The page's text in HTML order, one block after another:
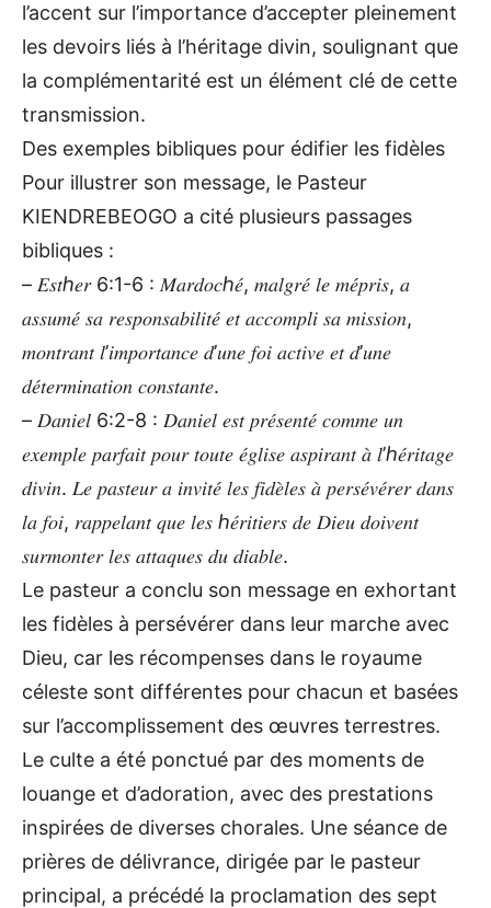
l’accent sur l’importance d’accepter pleinement
les devoirs liés à l’héritage divin, soulignant que
la complémentarité est un élément clé de cette
transmission.
Des exemples bibliques pour édifier les fidèles
Pour illustrer son message, le Pasteur
KIENDREBEOGO a cité plusieurs passages
bibliques :
– 𝐸𝑠𝑡ℎ𝑒𝑟 6:1-6 : 𝑀𝑎𝑟𝑑𝑜𝑐ℎ𝑒́, 𝑚𝑎𝑙𝑔𝑟𝑒́ 𝑙𝑒 𝑚𝑒́𝑝𝑟𝑖𝑠, 𝑎
𝑎𝑠𝑠𝑢𝑚𝑒́ 𝑠𝑎 𝑟𝑒𝑠𝑝𝑜𝑛𝑠𝑎𝑏𝑖𝑙𝑖𝑡𝑒́ 𝑒𝑡 𝑎𝑐𝑐𝑜𝑚𝑝𝑙𝑖 𝑠𝑎 𝑚𝑖𝑠𝑠𝑖𝑜𝑛,
𝑚𝑜𝑛𝑡𝑟𝑎𝑛𝑡 𝑙’𝑖𝑚𝑝𝑜𝑟𝑡𝑎𝑛𝑐𝑒 𝑑’𝑢𝑛𝑒 𝑓𝑜𝑖 𝑎𝑐𝑡𝑖𝑣𝑒 𝑒𝑡 𝑑’𝑢𝑛𝑒
𝑑𝑒́𝑡𝑒𝑟𝑚𝑖𝑛𝑎𝑡𝑖𝑜𝑛 𝑐𝑜𝑛𝑠𝑡𝑎𝑛𝑡𝑒.
– 𝐷𝑎𝑛𝑖𝑒𝑙 6:2-8 : 𝐷𝑎𝑛𝑖𝑒𝑙 𝑒𝑠𝑡 𝑝𝑟𝑒́𝑠𝑒𝑛𝑡𝑒́ 𝑐𝑜𝑚𝑚𝑒 𝑢𝑛
𝑒𝑥𝑒𝑚𝑝𝑙𝑒 𝑝𝑎𝑟𝑓𝑎𝑖𝑡 𝑝𝑜𝑢𝑟 𝑡𝑜𝑢𝑡𝑒 𝑒́𝑔𝑙𝑖𝑠𝑒 𝑎𝑠𝑝𝑖𝑟𝑎𝑛𝑡 𝑎̀ 𝑙’ℎ𝑒́𝑟𝑖𝑡𝑎𝑔𝑒
𝑑𝑖𝑣𝑖𝑛. 𝐿𝑒 𝑝𝑎𝑠𝑡𝑒𝑢𝑟 𝑎 𝑖𝑛𝑣𝑖𝑡𝑒́ 𝑙𝑒𝑠 𝑓𝑖𝑑𝑒̀𝑙𝑒𝑠 𝑎̀ 𝑝𝑒𝑟𝑠𝑒́𝑣𝑒́𝑟𝑒𝑟 𝑑𝑎𝑛𝑠
𝑙𝑎 𝑓𝑜𝑖, 𝑟𝑎𝑝𝑝𝑒𝑙𝑎𝑛𝑡 𝑞𝑢𝑒 𝑙𝑒𝑠 ℎ𝑒́𝑟𝑖𝑡𝑖𝑒𝑟𝑠 𝑑𝑒 𝐷𝑖𝑒𝑢 𝑑𝑜𝑖𝑣𝑒𝑛𝑡
𝑠𝑢𝑟𝑚𝑜𝑛𝑡𝑒𝑟 𝑙𝑒𝑠 𝑎𝑡𝑡𝑎𝑞𝑢𝑒𝑠 𝑑𝑢 𝑑𝑖𝑎𝑏𝑙𝑒.
Le pasteur a conclu son message en exhortant
les fidèles à persévérer dans leur marche avec
Dieu, car les récompenses dans le royaume
céleste sont différentes pour chacun et basées
sur l’accomplissement des œuvres terrestres.
Le culte a été ponctué par des moments de
louange et d’adoration, avec des prestations
inspirées de diverses chorales. Une séance de
prières de délivrance, dirigée par le pasteur
principal, a précédé la proclamation des sept